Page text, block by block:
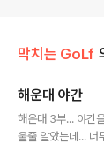
막치는 GoLf
해운대 야간
해운대 3부... 야간
울줄 알았는데... 너